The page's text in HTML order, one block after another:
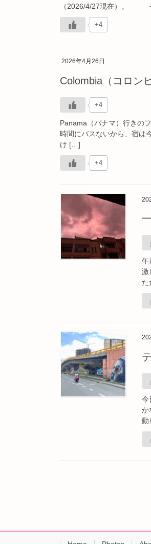
（2026/4/27現在）。 そ
+4
2026年4月26日
Colombia（コロン
+4
Panama（パナマ）行きの
時間にバスないから、宿は
け […]
+4
午
激
た
今
か
動
ペ